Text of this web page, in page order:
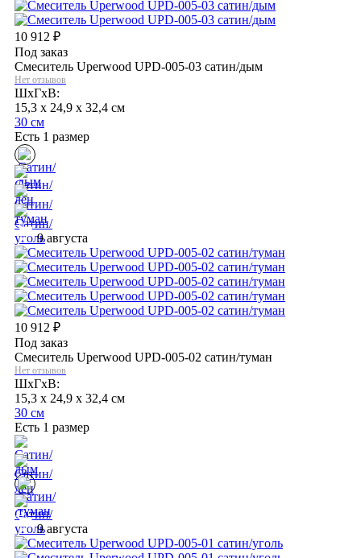
10 912 ₽
Под заказ
Смеситель Uperwood UPD-005-03 сатин/дым
Нет отзывов
ШхГхВ:
15,3 x 24,9 x 32,4 см
30 см
Есть 1 размер
9 августа
10 912 ₽
Под заказ
Смеситель Uperwood UPD-005-02 сатин/туман
Нет отзывов
ШхГхВ:
15,3 x 24,9 x 32,4 см
30 см
Есть 1 размер
9 августа